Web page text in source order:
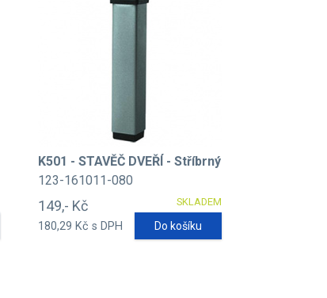
K501 - STAVĚČ DVEŘÍ - Stříbrný
123-161011-080
SKLADEM
149,- Kč
180,29 Kč s DPH Do košíku